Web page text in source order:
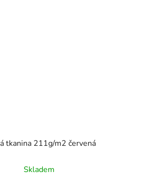
tkanina 211g/m2 červená
hodnocení
Skladem